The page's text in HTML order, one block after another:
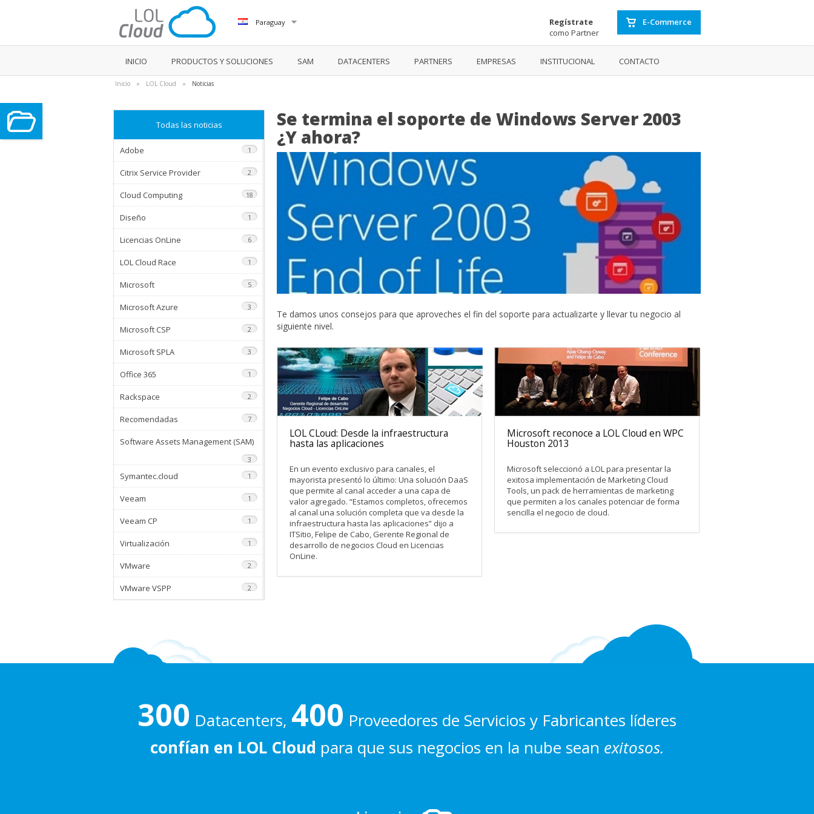
Paraguay E-Commerce
Regístrate
como Partner
INICIO PRODUCTOS Y SOLUCIONES SAM DATACENTERS PARTNERS EMPRESAS INSTITUCIONAL CONTACTO
Inicio » LOL Cloud » Noticias
Todas las noticias
Adobe 1
Citrix Service Provider 2
Cloud Computing 18
Diseño 1
Licencias OnLine 6
LOL Cloud Race 1
Microsoft 5
Microsoft Azure 3
Microsoft CSP 2
Microsoft SPLA 3
Office 365 1
Rackspace 2
Recomendadas 7
Software Assets Management (SAM)
3
Symantec.cloud 1
Veeam 1
Veeam CP 1
Virtualización 1
VMware 2
VMware VSPP 2
Se termina el soporte de Windows Server 2003
¿Y ahora?
Te damos unos consejos para que aproveches el fin del soporte para actualizarte y llevar tu negocio al
siguiente nivel.
LOL CLoud: Desde la infraestructura
hasta las aplicaciones
En un evento exclusivo para canales, el
mayorista presentó lo último: Una solución DaaS
que permite al canal acceder a una capa de
valor agregado. “Estamos completos, ofrecemos
al canal una solución completa que va desde la
infraestructura hasta las aplicaciones” dijo a
ITSitio, Felipe de Cabo, Gerente Regional de
desarrollo de negocios Cloud en Licencias
OnLine.
Microsoft reconoce a LOL Cloud en WPC
Houston 2013
Microsoft seleccionó a LOL para presentar la
exitosa implementación de Marketing Cloud
Tools, un pack de herramientas de marketing
que permiten a los canales potenciar de forma
sencilla el negocio de cloud.
300 Datacenters, 400 Proveedores de Servicios y Fabricantes líderes
confían en LOL Cloud para que sus negocios en la nube sean exitosos.